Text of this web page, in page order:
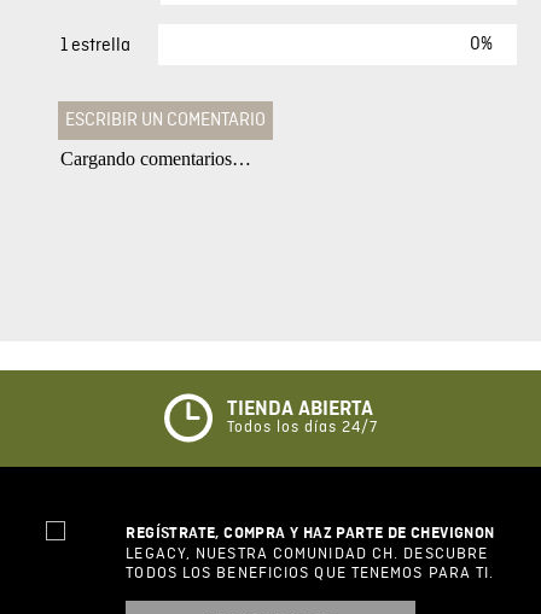
1 estrella 0%
ESCRIBIR UN COMENTARIO
Califique el producto de 1 a 5 estrellas
★☆ ☆
Su nombre
Correo electrónico
Cargando comentarios…
TIENDA ABIERTA
Todos los días 24/7
REGÍSTRATE, COMPRA Y HAZ PARTE DE CHEVIGNON
LEGACY, NUESTRA COMUNIDAD CH. DESCUBRE
TODOS LOS BENEFICIOS QUE TENEMOS PARA TI.